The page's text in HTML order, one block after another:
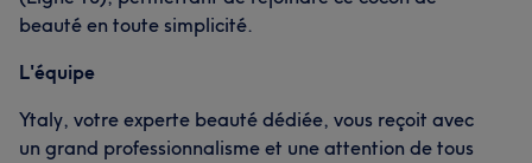
beauté en toute simplicité.
L'équipe
Ytaly, votre experte beauté dédiée, vous reçoit avec
un grand professionnalisme et une attention de tous